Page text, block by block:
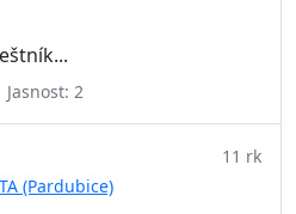
2
(Pardubice)
11 rk